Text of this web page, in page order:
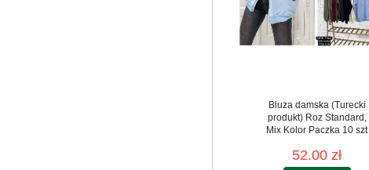
Bluza damska (Turecki
produkt) Roz Standard,
Mix Kolor Paczka 10 szt
52.00 zł